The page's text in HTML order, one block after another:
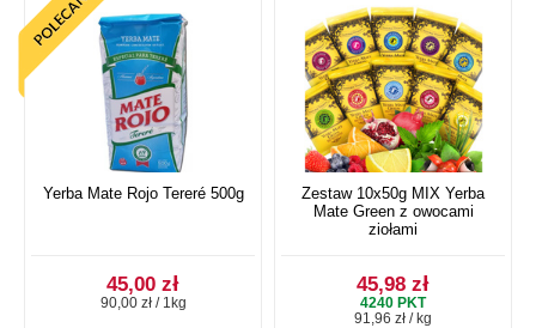
Yerba Mate Rojo Tereré 500g
45,00 zł
90,00 zł / 1kg
Zestaw 10x50g MIX Yerba
Mate Green z owocami
ziołami
45,98 zł
4240 PKT
91,96 zł / kg